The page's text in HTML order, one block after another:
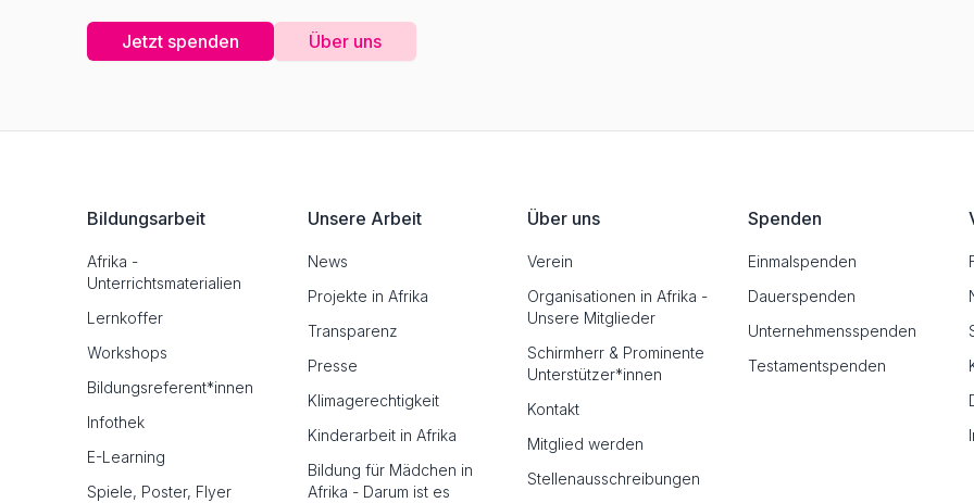
Jetzt spenden Über uns
Bildungsarbeit
Afrika -
Unterrichtsmaterialien
Lernkoffer
Workshops
Bildungsreferent*innen
Infothek
E-Learning
Spiele, Poster, Flyer
Unsere Arbeit
News
Projekte in Afrika
Transparenz
Presse
Klimagerechtigkeit
Kinderarbeit in Afrika
Bildung für Mädchen in
Afrika - Darum ist es
Über uns
Verein
Organisationen in Afrika -
Unsere Mitglieder
Schirmherr & Prominente
Unterstützer*innen
Kontakt
Mitglied werden
Stellenausschreibungen
Spenden
Einmalspenden
Dauerspenden
Unternehmensspenden
Testamentspenden